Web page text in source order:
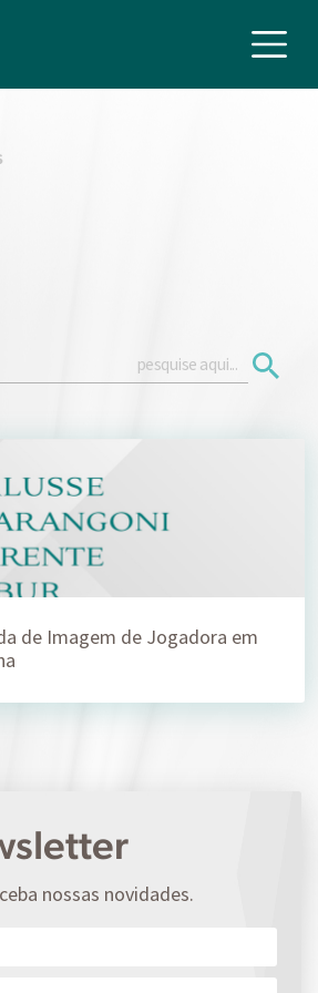
de Imagem de Jogadora em
nossas novidades.